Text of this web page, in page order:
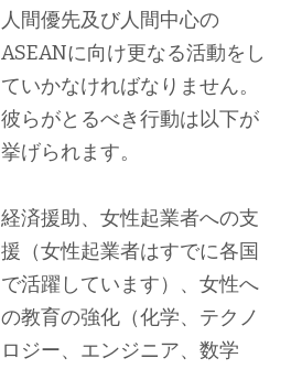
人間優先及び人間中心の
ASEANに向け更なる活動をし
ていかなければなりません。
彼らがとるべき行動は以下が
挙げられます。
経済援助、女性起業者への支
援（女性起業者はすでに各国
で活躍しています）、女性へ
の教育の強化（化学、テクノ
ロジー、エンジニア、数学